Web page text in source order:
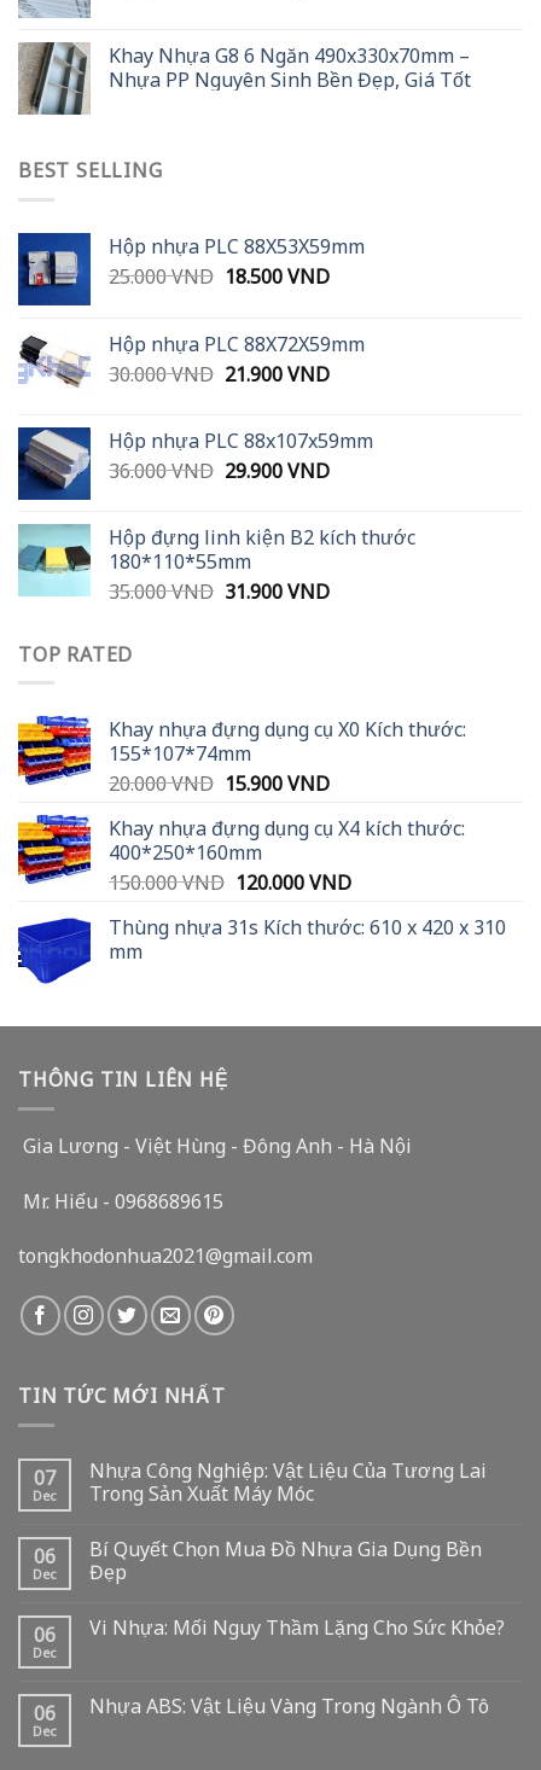
Khay Nhựa G8 6 Ngăn 490x330x70mm –
Nhựa PP Nguyên Sinh Bền Đẹp, Giá Tốt
BEST SELLING
Hộp nhựa PLC 88X53X59mm
25.000VND Original
25.000 VND.
18.500VNDCurrent
18.500 VND.
Hộp nhựa PLC 88X72X59mm
30.000VND Original
30.000 VND.
21.900VNDCurrent
21.900 VND.
Hộp nhựa PLC 88x107x59mm
36.000VND Original
36.000 VND.
29.900VNDCurrent
29.900 VND.
Hộp đựng linh kiện B2 kích thước
180*110*55mm
35.000VND Original
31.900VNDCurrent
TOP RATED
Khay nhựa đựng dụng cụ X0 Kích thước:
155*107*74mm
20.000VND Original
was:
20.000 VND.
15.900VNDCurrent
is:
Khay nhựa đựng dụng cụ X4 kích thước:
400*250*160mm
150.000VND Original
was:
120.000VNDCurrent
is:
Thùng nhựa 31s Kích thước: 610 x 420 x 310
mm
THÔNG TIN LIÊN HỆ
Gia Lương - Việt Hùng - Đông Anh - Hà Nội
Mr. Hiếu - 0968689615
tongkhodonhua2021@gmail.com
TIN TỨC MỚI NHẤT
07
Dec
Nhựa Công Nghiệp: Vật Liệu Của Tương Lai
Trong Sản Xuất Máy Móc
06
Dec
Bí Quyết Chọn Mua Đồ Nhựa Gia Dụng Bền
Đẹp
06
Dec
Vi Nhựa: Mối Nguy Thầm Lặng Cho Sức Khỏe?
06
Dec
Nhựa ABS: Vật Liệu Vàng Trong Ngành Ô Tô